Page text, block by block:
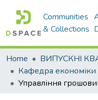
Communities
& Collections
Home